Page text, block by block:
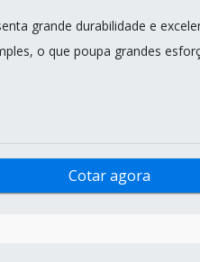
grande durabilidade e
o que poupa grandes
Cotar agora